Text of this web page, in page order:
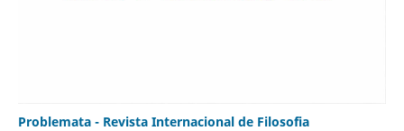
Problemata - Revista Internacional de Filosofia